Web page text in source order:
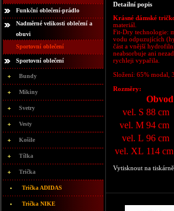
Funkční oblečení-prádlo
Nadměrné velikosti oblečení a
obuvi
Sportovní oblečení
Sportovní oblečení
Bundy
Mikiny
Svetry
Vesty
Košile
Tílka
Trička
Trička ADIDAS
Trička NIKE
Detailní popis
Krásné dámské
materiál.
Fit-Dry technologie:
vodu odpuzujících
část a vnější
neabsorbuje ani
rychleji vypařila.
Složení: 65% modal,
Rozměry:
vel. S 88 cm
vel. M 94 cm
vel. L 96 cm
vel. XL 114 cm
Vytisknout na tiskárně